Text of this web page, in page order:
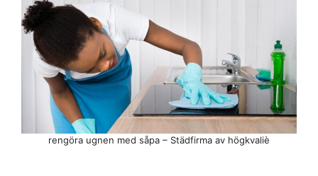
rengöra ugnen med såpa – Städfirma av högkvaliè